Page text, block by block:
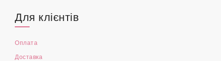
Для клієнтів
Оплата
Доставка